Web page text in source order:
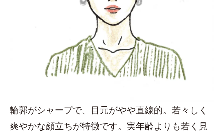
輪郭がシャープで、目元がやや直線的。若々しく
爽やかな顔立ちが特徴です。実年齢よりも若く見